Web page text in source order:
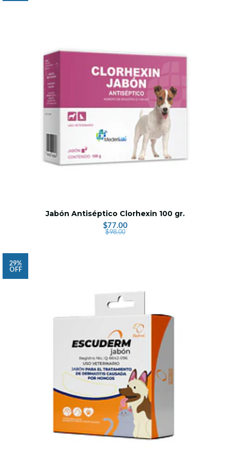
Jabón Antiséptico Clorhexin 100 gr.
$77.00
$98.00
29%
OFF